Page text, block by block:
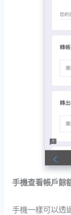
手機查看帳戶餘
手機一樣可以透